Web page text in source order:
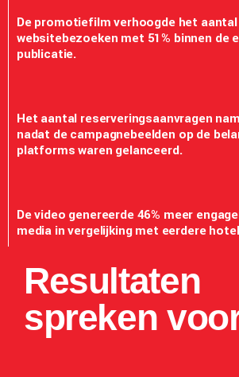
De promotiefilm verhoogde het aantal
websitebezoeken met 51% binnen de
publicatie.
Het aantal reserveringsaanvragen
nadat de campagnebeelden op de
platforms waren gelanceerd.
De video genereerde 46% meer
media in vergelijking met eerdere
Resultaten
spreken